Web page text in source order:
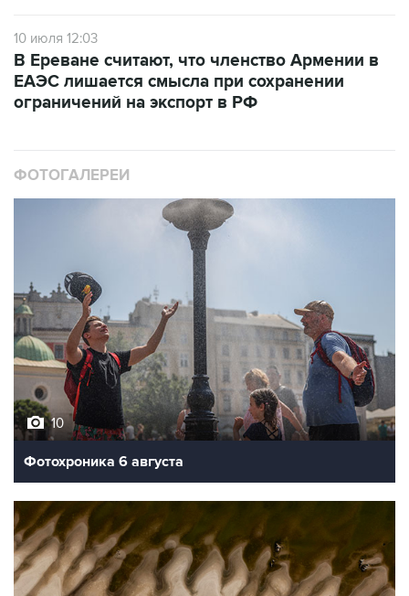
10 июля 12:03
В Ереване считают, что членство Армении в
ЕАЭС лишается смысла при сохранении
ограничений на экспорт в РФ
ФОТОГАЛЕРЕИ
10
Фотохроника 6 августа